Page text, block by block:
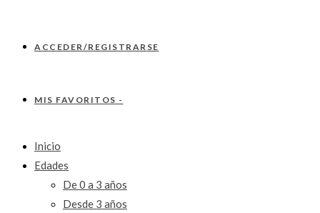
ACCEDER/REGISTRARSE
MIS FAVORITOS -
Inicio
Edades
De 0 a 3 años
Desde 3 años